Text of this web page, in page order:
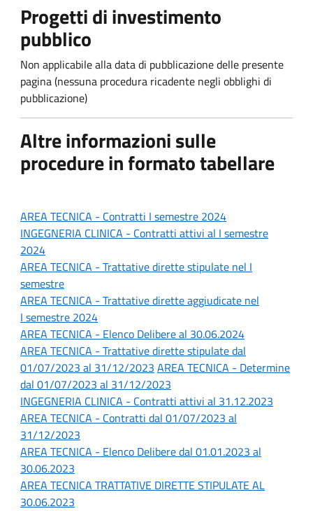
Progetti di investimento
pubblico
Non applicabile alla data di pubblicazione delle presente
pagina (nessuna procedura ricadente negli obblighi di
pubblicazione)
Altre informazioni sulle
procedure in formato tabellare
AREA TECNICA - Contratti I semestre 2024
INGEGNERIA CLINICA - Contratti attivi al I semestre
2024
AREA TECNICA - Trattative dirette stipulate nel I
semestre
AREA TECNICA - Trattative dirette aggiudicate nel
I semestre 2024
AREA TECNICA - Elenco Delibere al 30.06.2024
AREA TECNICA - Trattative dirette stipulate dal
01/07/2023 al 31/12/2023 AREA TECNICA - Determine
dal 01/07/2023 al 31/12/2023
INGEGNERIA CLINICA - Contratti attivi al 31.12.2023
AREA TECNICA - Contratti dal 01/07/2023 al
31/12/2023
AREA TECNICA - Elenco Delibere dal 01.01.2023 al
30.06.2023
AREA TECNICA TRATTATIVE DIRETTE STIPULATE AL
30.06.2023